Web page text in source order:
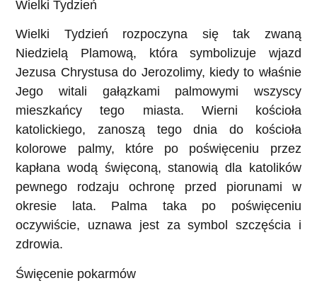
Wielki Tydzień
Wielki Tydzień rozpoczyna się tak zwaną
Niedzielą Plamową,
która symbolizuje wjazd
Jezusa Chrystusa do Jerozolimy, kiedy to właśnie
Jego witali gałązkami palmowymi wszyscy
mieszkańcy tego miasta. Wierni kościoła
katolickiego, zanoszą tego dnia do kościoła
kolorowe palmy, które po poświęceniu przez
kapłana wodą święconą, stanowią dla katolików
pewnego rodzaju ochronę przed piorunami w
okresie lata. Palma taka po poświęceniu
oczywiście, uznawa jest za symbol szczęścia i
zdrowia.
Święcenie pokarmów